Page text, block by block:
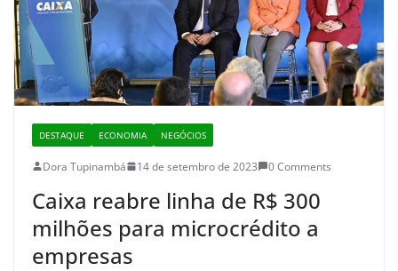
DESTAQUE ECONOMIA NEGÓCIOS
Dora Tupinambá 14 de setembro de 2023 0 Comments
Caixa reabre linha de R$ 300
milhões para microcrédito a
empresas